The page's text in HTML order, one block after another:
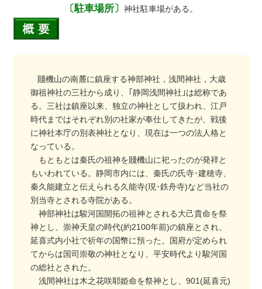
〔駐車場所〕 神社駐車場がある。
賤機山の南麓に鎮座する神部神社，浅間神社，大歳
御祖神社の三社から成り、｢静岡浅間神社｣は総称であ
る。三社は鎮座以来、独立の神社として扱われ、江戸
時代まではそれぞれ別の社家が奉仕してきたが、戦後
に神社本庁の別表神社となり、現在は一つの法人格と
なっている。
もともとは秦氏の祖神を賤機山に祀ったのが発祥と
もいわれている。静岡市内には、秦氏の氏寺･建穂寺、
秦久能建立と伝えられる久能寺(現･鉄舟寺)など当社の
別当寺とされる寺院がある。
神部神社は駿河国開拓の祖神とされる大己貴命を祭
神とし、崇神天皇の時代(約2100年前)の鎮座とされ、
延喜式内小社で祈年の国幣に預った。国府が定められ
てからは国司崇敬の神社となり、平安時代より駿河国
の総社とされた。
浅間神社は木之花咲耶姫命を祭神とし、901(延喜元)